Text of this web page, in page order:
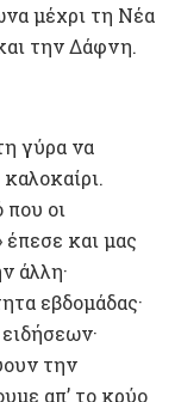
μέχρι τη Νέα
την Δάφνη.
γύρα να
οι
έπεσε και μας
άλλη·
εβδομάδας·
την
απ’ το κρύο